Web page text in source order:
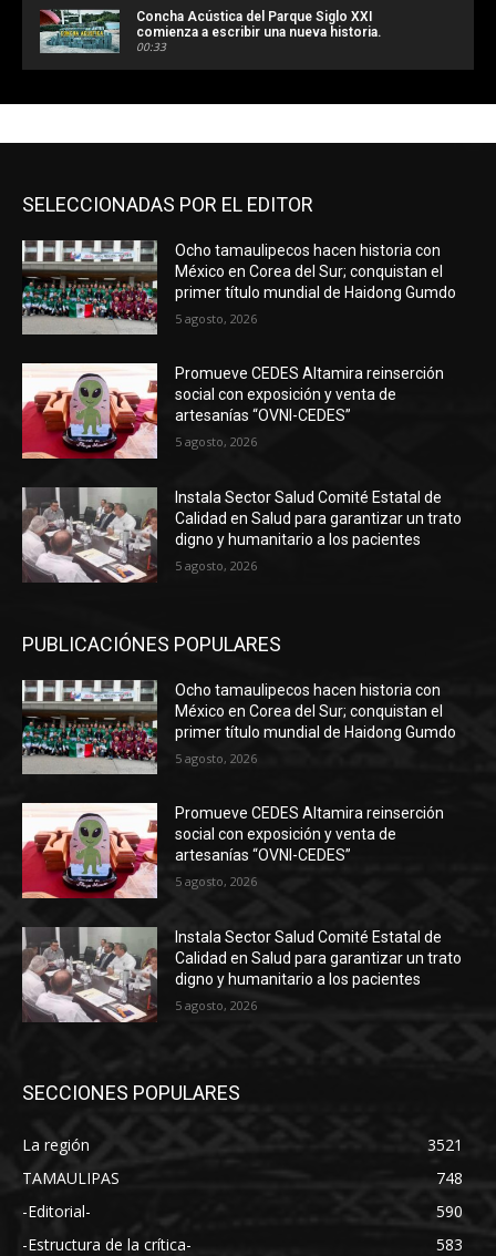
Concha Acústica del Parque Siglo XXI
comienza a escribir una nueva historia.
00:33
El deporte sigue ganando espacios en el
00:53
PLAZA HIDALGO SE RENUEVA PARA
RECIBIR EL ANIVERSARIO DE JAUMAVE
02:13
06:06
¡Por un Tamaulipas más limpio y
sustentable!
02:01
01/05/2026
12:10
SELECCIONADAS POR EL EDITOR
Ocho tamaulipecos hacen historia con
México en Corea del Sur; conquistan el
primer título mundial de Haidong Gumdo
5 agosto, 2026
Promueve CEDES Altamira reinserción
social con exposición y venta de
artesanías “OVNI-CEDES”
5 agosto, 2026
Instala Sector Salud Comité Estatal de
Calidad en Salud para garantizar un trato
digno y humanitario a los pacientes
5 agosto, 2026
PUBLICACIÓNES POPULARES
Ocho tamaulipecos hacen historia con
México en Corea del Sur; conquistan el
primer título mundial de Haidong Gumdo
5 agosto, 2026
Promueve CEDES Altamira reinserción
social con exposición y venta de
artesanías “OVNI-CEDES”
5 agosto, 2026
Instala Sector Salud Comité Estatal de
Calidad en Salud para garantizar un trato
digno y humanitario a los pacientes
5 agosto, 2026
SECCIONES POPULARES
La región
3521
TAMAULIPAS
748
-Editorial-
590
-Estructura de la crítica-
583